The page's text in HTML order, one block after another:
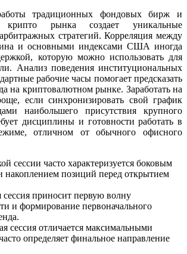
традиционных фондовых бирж и
крипто рынка создает уникальные
стратегий. Корреляция между
и основными индексами США иногда
которую можно использовать для
Анализ поведения институциональных
рабочие часы помогает предсказать
на криптовалютном рынке. Заработать на
если синхронизировать свой график
наибольшего присутствия крупного
дисциплины и готовности работать в
отличном от обычного офисного
сессии часто характеризуется боковым
накоплением позиций перед открытием
сессия приносит первую волну
и формирование первоначального
сессия отличается максимальными
определяет финальное направление